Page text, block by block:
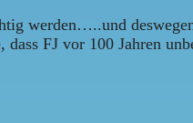
werden…..und
dass FJ vor 100 Jahren